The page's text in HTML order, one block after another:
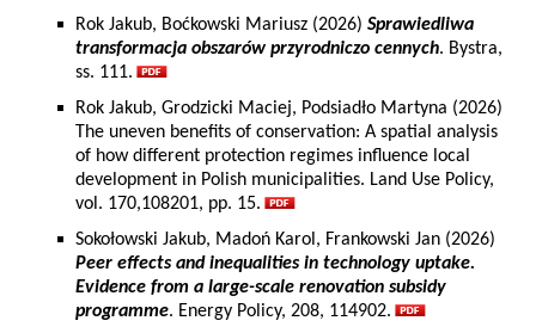
Rok Jakub, Boćkowski Mariusz (2026) Sprawiedliwa
transformacja obszarów przyrodniczo cennych. Bystra,
ss. 111.
Rok Jakub, Grodzicki Maciej, Podsiadło Martyna (2026)
The uneven benefits of conservation: A spatial analysis
of how different protection regimes influence local
development in Polish municipalities. Land Use Policy,
vol. 170,108201, pp. 15.
Sokołowski Jakub, Madoń Karol, Frankowski Jan (2026)
Peer effects and inequalities in technology uptake.
Evidence from a large-scale renovation subsidy
programme. Energy Policy, 208, 114902.